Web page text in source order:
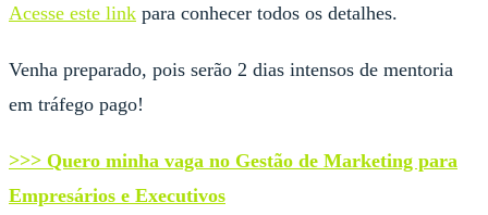
Acesse este link para conhecer todos os detalhes.
Venha preparado, pois serão 2 dias intensos de mentoria
em tráfego pago!
>>> Quero minha vaga no Gestão de Marketing para
Empresários e Executivos